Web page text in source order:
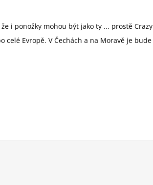
i ponožky mohou být jako ty ... prostě Crazy
Evropě. V Čechách a na Moravě je bude